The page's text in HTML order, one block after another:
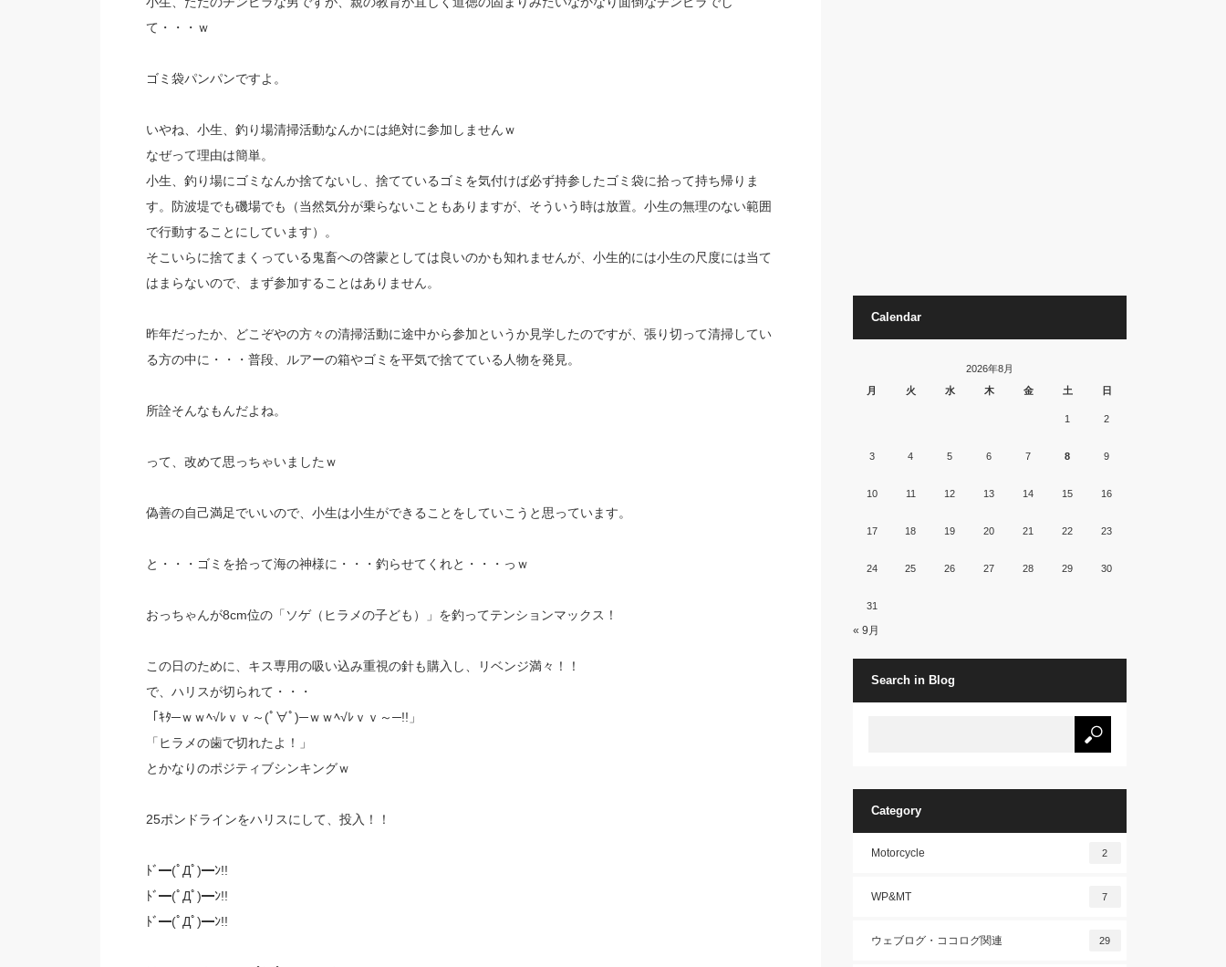
て・・・ｗ
ゴミ袋パンパンですよ。
いやね、小生、釣り場清掃活動なんかには絶対に参加しませんｗ
なぜって理由は簡単。
小生、釣り場にゴミなんか捨てないし、捨てているゴミを気付けば必ず持参したゴミ袋に拾って持ち帰りま
す。防波堤でも磯場でも（当然気分が乗らないこともありますが、そういう時は放置。小生の無理のない範囲
で行動することにしています）。
そこいらに捨てまくっている鬼畜への啓蒙としては良いのかも知れませんが、小生的には小生の尺度には当て
はまらないので、まず参加することはありません。
昨年だったか、どこぞやの方々の清掃活動に途中から参加というか見学したのですが、張り切って清掃してい
る方の中に・・・普段、ルアーの箱やゴミを平気で捨てている人物を発見。
所詮そんなもんだよね。
って、改めて思っちゃいましたｗ
偽善の自己満足でいいので、小生は小生ができることをしていこうと思っています。
と・・・ゴミを拾って海の神様に・・・釣らせてくれと・・・っｗ
おっちゃんが8cm位の「ソゲ（ヒラメの子ども）」を釣ってテンションマックス！
この日のために、キス専用の吸い込み重視の針も購入し、リベンジ満々！！
で、ハリスが切られて・・・
「ｷﾀ─ｗｗﾍ√ﾚｖｖ～(ﾟ∀ﾟ)─ｗｗﾍ√ﾚｖｖ～─!!」
「ヒラメの歯で切れたよ！」
とかなりのポジティブシンキングｗ
25ポンドラインをハリスにして、投入！！
ﾄﾞ━(ﾟДﾟ)━ﾝ!!
ﾄﾞ━(ﾟДﾟ)━ﾝ!!
ﾄﾞ━(ﾟДﾟ)━ﾝ!!
Calendar
2026年8月
月
火 水 木 金 土 日
1 2
3 4 5 6 7 8 9
10 11 12 13 14 15 16
17 18 19 20 21 22 23
24 25 26 27 28 29 30
31
« 9月
Search in Blog
Category
Motorcycle 2
WP&MT 7
ウェブログ・ココログ関連 29